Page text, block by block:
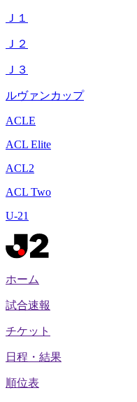
Ｊ１
Ｊ２
Ｊ３
ルヴァンカップ
ACLE
ACL Elite
ACL2
ACL Two
U-21
ホーム
試合速報
チケット
日程・結果
順位表